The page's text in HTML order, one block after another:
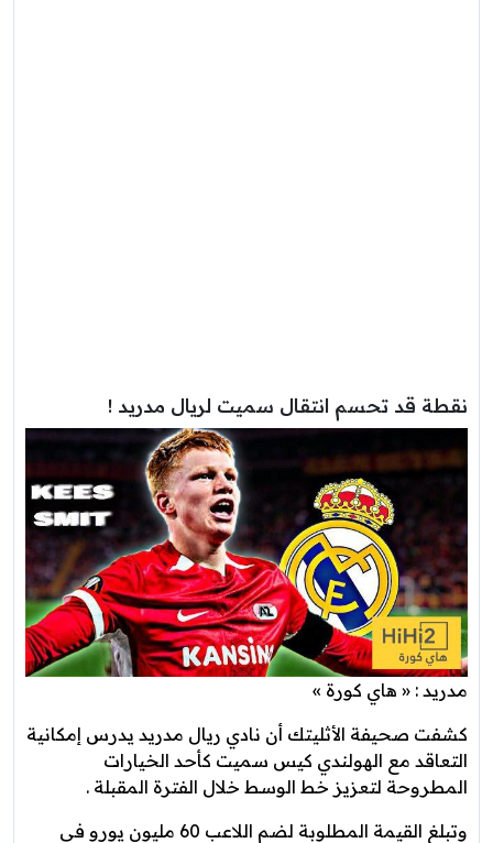
نقطة قد تحسم انتقال سميت لريال مدريد !
مدريد : « هاي كورة »
كشفت صحيفة الأثليتك أن نادي ريال مدريد يدرس إمكانية
التعاقد مع الهولندي كيس سميت كأحد الخيارات
المطروحة لتعزيز خط الوسط خلال الفترة المقبلة .
وتبلغ القيمة المطلوبة لضم اللاعب 60 مليون يورو في